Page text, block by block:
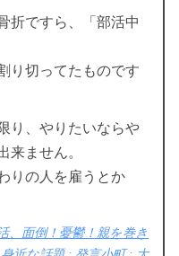
折ですら、「部活中
り切ってたものです
り、やりたいならや
来ません。
りの人を雇うとか
、面倒！憂鬱！親を巻き